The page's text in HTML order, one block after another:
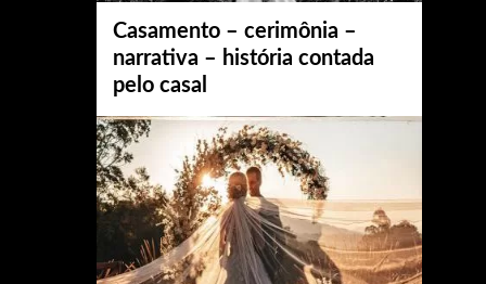
Casamento – cerimônia –
narrativa – história contada
pelo casal